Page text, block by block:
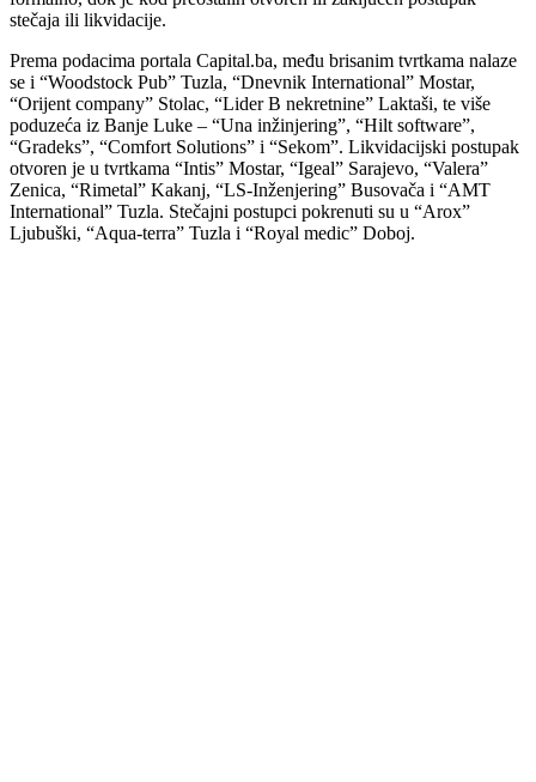
stečaja ili likvidacije.
Prema podacima portala Capital.ba, među brisanim tvrtkama nalaze
se i “Woodstock Pub” Tuzla, “Dnevnik International” Mostar,
“Orijent company” Stolac, “Lider B nekretnine” Laktaši, te više
poduzeća iz Banje Luke – “Una inžinjering”, “Hilt software”,
“Gradeks”, “Comfort Solutions” i “Sekom”. Likvidacijski postupak
otvoren je u tvrtkama “Intis” Mostar, “Igeal” Sarajevo, “Valera”
Zenica, “Rimetal” Kakanj, “LS-Inženjering” Busovača i “AMT
International” Tuzla. Stečajni postupci pokrenuti su u “Arox”
Ljubuški, “Aqua-terra” Tuzla i “Royal medic” Doboj.